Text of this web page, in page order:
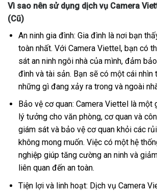
Vì sao nên sử dụng dịch vụ Camera
(Cũ)
An ninh gia đình: Gia đình là nơi bạn
toàn nhất. Với Camera Viettel, bạn có
sát an ninh ngôi nhà của mình, đảm
đình và tài sản. Bạn sẽ có một cái nhìn
những gì đang xảy ra trong và ngoài
Bảo vệ cơ quan: Camera Viettel là một
lý tưởng cho văn phòng, cơ quan và
giám sát và bảo vệ cơ quan khỏi các
không mong muốn. Việc có một hệ
nghiệp giúp tăng cường an ninh và
liên quan đến an toàn.
Tiện lợi và linh hoạt: Dịch vụ Camera